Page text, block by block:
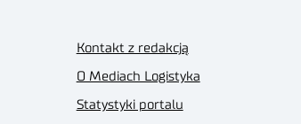
Kontakt z redakcją
O Mediach Logistyka
Statystyki portalu